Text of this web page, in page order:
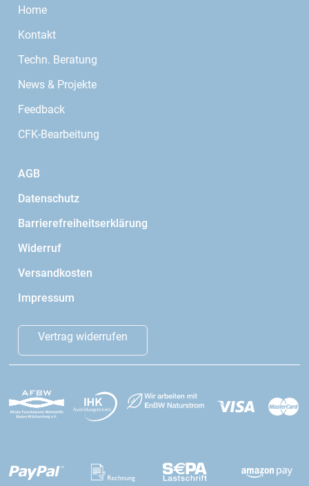
Home
Kontakt
Techn. Beratung
News & Projekte
Feedback
CFK-Bearbeitung
AGB
Datenschutz
Barrierefreiheitserklärung
Widerruf
Versandkosten
Impressum
Vertrag widerrufen